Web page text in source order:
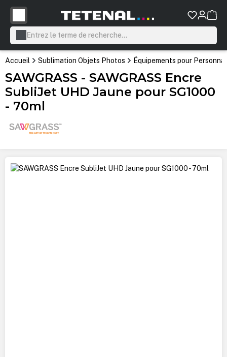
principal
Accueil Sublimation Objets Photos Équipements pour
SAWGRASS - SAWGRASS Encre
SubliJet UHD Jaune pour SG1000
- 70ml
Ignorer la galerie d'images